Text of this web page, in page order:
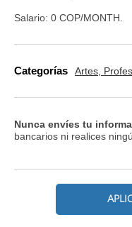
Salario: 0 COP/MONTH.
Categorías Artes,
Nunca envíes tu
bancarios ni realices